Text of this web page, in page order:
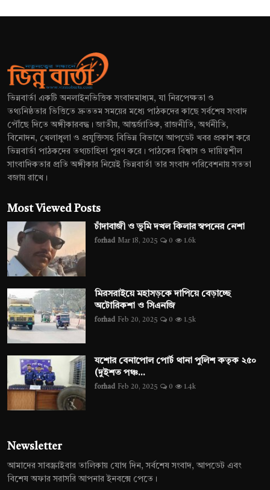
ভিন্নবার্তা একটি অনলাইনভিত্তিক সংবাদমাধ্যম, যা নিরপেক্ষতা ও
তথ্যনিষ্ঠতার ভিত্তিতে দ্রুততম সময়ের মধ্যে পাঠকদের কাছে সর্বশেষ সংবাদ
পৌঁছে দিতে অঙ্গীকারবদ্ধ। জাতীয়, আন্তর্জাতিক, রাজনীতি, অর্থনীতি,
বিনোদন, খেলাধুলা ও প্রযুক্তিসহ বিভিন্ন বিভাগে আপডেট খবর প্রকাশ করে
ভিন্নবার্তা পাঠকদের তথ্যচাহিদা পূরণ করে। পাঠকের বিশ্বাস ও দায়িত্বশীল
সাংবাদিকতার প্রতি অঙ্গীকার নিয়েই ভিন্নবার্তা তার সংবাদ পরিবেশনায় সততা
বজায় রাখে।
Most Viewed Posts
চাঁদাবাজী ও ভূমি দখল কিলার স্বপনের নেশা
forhad Mar 18, 2025 0 1.6k
মিরসরাইয়ে মহাসড়কে দাপিয়ে বেড়াচ্ছে
অটোরিকশা ও সিএনজি
forhad Feb 20, 2025 0 1.5k
যশোর বেনাপোল পোর্ট থানা পুলিশ কতৃক ২৫০
(দুইশত পঞ্চ...
forhad Feb 20, 2025 0 1.4k
Newsletter
আমাদের সাবস্ক্রাইবার তালিকায় যোগ দিন, সর্বশেষ সংবাদ, আপডেট এবং
বিশেষ অফার সরাসরি আপনার ইনবক্সে পেতে।